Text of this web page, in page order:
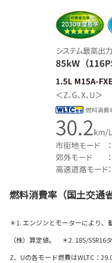
燃料消費率（国土交通
＊1. エンジンとモーターにより
（株）算定値。 ＊2. 185/55R16
Z、Uの各モード燃費はWLTC：